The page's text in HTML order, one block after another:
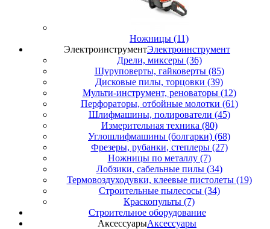
Ножницы (11)
ЭлектроинструментЭлектроинструмент
Дрели, миксеры (36)
Шуруповерты, гайковерты (85)
Дисковые пилы, торцовки (39)
Мульти-инструмент, реноваторы (12)
Перфораторы, отбойные молотки (61)
Шлифмашины, полирователи (45)
Измерительная техника (80)
Углошлифмашины (болгарки) (68)
Фрезеры, рубанки, степлеры (27)
Ножницы по металлу (7)
Лобзики, сабельные пилы (34)
Термовоздуходувки, клеевые пистолеты (19)
Строительные пылесосы (34)
Краскопульты (7)
Строительное оборудование
АксессуарыАксессуары